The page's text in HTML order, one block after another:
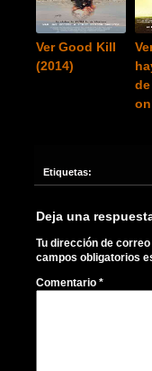
Ver Good Kill
(2014)
Etiquetas:
Deja una
Tu dirección de
campos obligatorios
Comentario *